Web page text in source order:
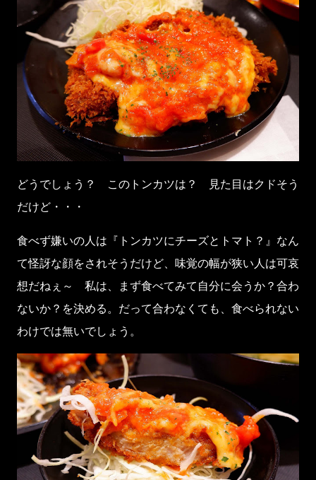
どうでしょう？ このトンカツは？ 見た目はクドそう
だけど・・・
食べず嫌いの人は『トンカツにチーズとトマト？』なん
て怪訝な顔をされそうだけど、味覚の幅が狭い人は可哀
想だねぇ～ 私は、まず食べてみて自分に会うか？合わ
ないか？を決める。だって合わなくても、食べられない
わけでは無いでしょう。